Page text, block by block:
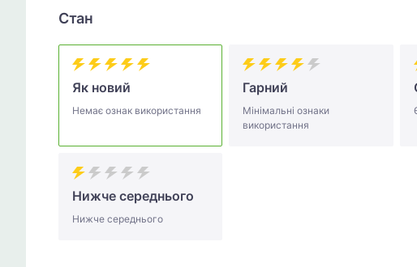
Стан
Як новий
Немає ознак використання
Гарний
Мінімальні ознаки
використання
Нижче середнього
Нижче середнього